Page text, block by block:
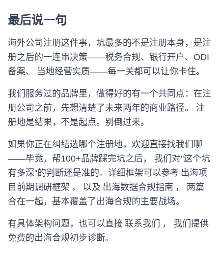
最后说一句
海外公司注册这件事，坑最多的不是注册本身，是注
册之后的一连串决策——税务合规、银行开户、ODI
备案、 当地经营实质——每一关都可以让你卡住。
我们服务过的品牌里，做得好的有一个共同点：在注
册公司之前，先想清楚了未来两年的商业路径。 注
册地是结果，不是起点。别倒过来。
如果你正在纠结选哪个注册地，欢迎直接找我们聊
——毕竟，帮100+品牌踩完坑之后， 我们对"这个坑
有多深"的判断还是准的。详细框架可以参考 出海项
目前期调研框架 ， 以及 出海数据合规指南 ， 两篇
合在一起，基本覆盖了出海合规的主要战场。
有具体架构问题，也可以直接 联系我们
， 我们提供
免费的出海合规初步诊断。